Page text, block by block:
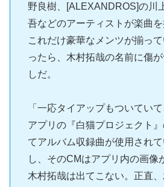
野良樹、[ALEXANDROS]の川
吾などのアーティストが楽曲を
これだけ豪華なメンツが揃っ
ったら、木村拓哉の名前に傷
しだ。
「一応タイアップもついてい
アプリの『白猫プロジェクト
てアルバム収録曲が使用され
し、そのCMはアプリ内の画像
木村拓哉は出てこない。正直